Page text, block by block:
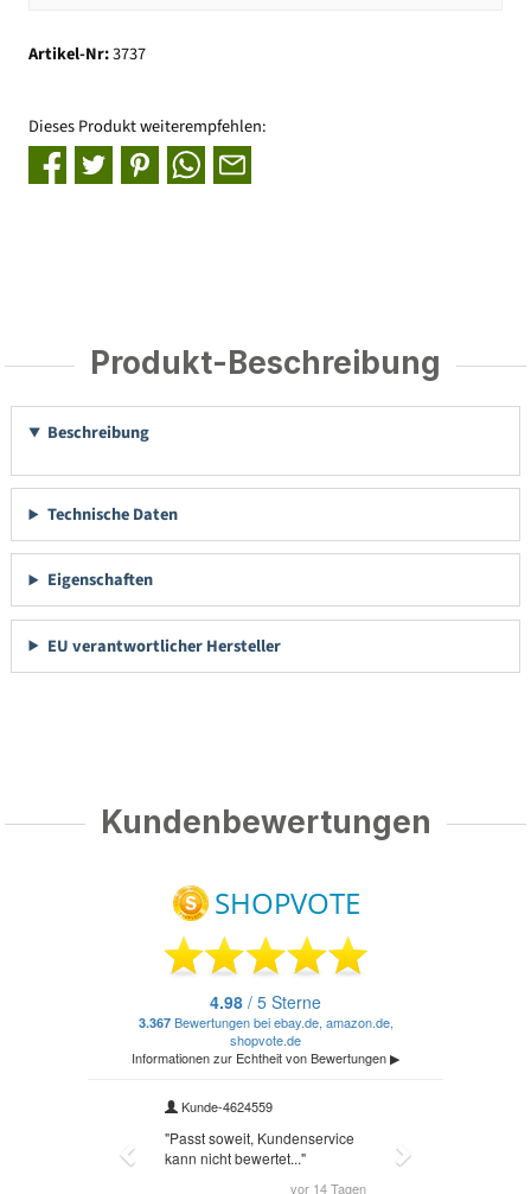
Artikel-Nr:3737
Dieses Produkt weiterempfehlen:
Produkt-Beschreibung
Beschreibung
Technische Daten
Eigenschaften
EU verantwortlicher Hersteller
Kundenbewertungen